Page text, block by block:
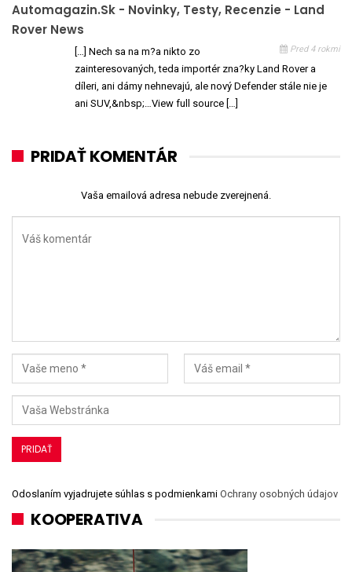
Automagazin.sk - Novinky, Testy, Recenzie - Land
Rover News
Pred 4 rokmi
[…] Nech sa na m?a nikto zo
zainteresovaných, teda importér zna?ky Land Rover a
díleri, ani dámy nehnevajú, ale nový Defender stále nie je
ani SUV,&nbsp;…View full source […]
PRIDAŤ KOMENTÁR
Vaša emailová adresa nebude zverejnená.
Odoslaním vyjadrujete súhlas s podmienkami Ochrany osobných údajov
KOOPERATIVA